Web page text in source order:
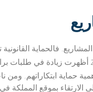
فالحماية
حماية ابتكاراتهم. ومن
بموقع المملكة في